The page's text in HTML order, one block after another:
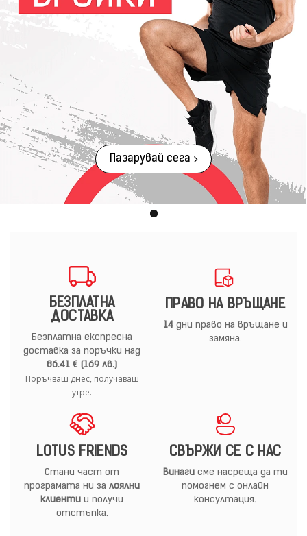
Пазарувай сега
БЕЗПЛАТНА
ДОСТАВКА
Безплатна експресна
доставка за поръчки над
86.41 € (169 лв.)
Поръчваш днес, получаваш
утре.
ПРАВО НА ВРЪЩАНЕ
14дни право на връщане и
замяна.
LOTUS FRIENDS
Стани част от
програмата ни за лоялни
клиенти и получи
отстъпка.
СВЪРЖИ СЕ С НАС
Винагисме насреща да ти
помогнем с онлайн
консултация.